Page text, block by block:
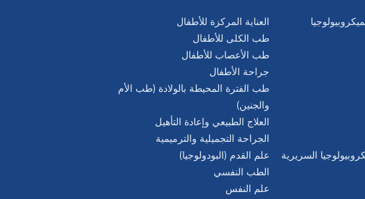
السريرية
العناية المركزة للأطفال
طب الكلى للأطفال
طب الأعصاب للأطفال
جراحة الأطفال
طب الفترة المحيطة بالولادة (طب الأم
والجنين)
العلاج الطبيعي وإعادة التأهيل
الجراحة التجميلية والترميمية
علم القدم (البودولوجيا)
الطب النفسي
علم النفس